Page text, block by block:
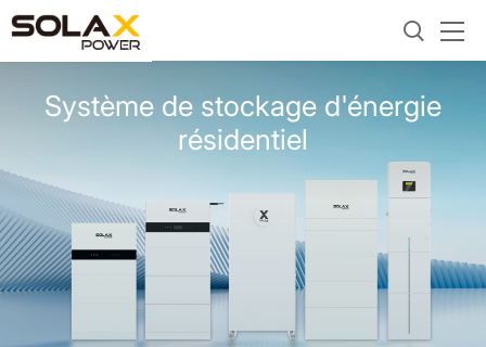
Système de stockage d'énergie
résidentiel